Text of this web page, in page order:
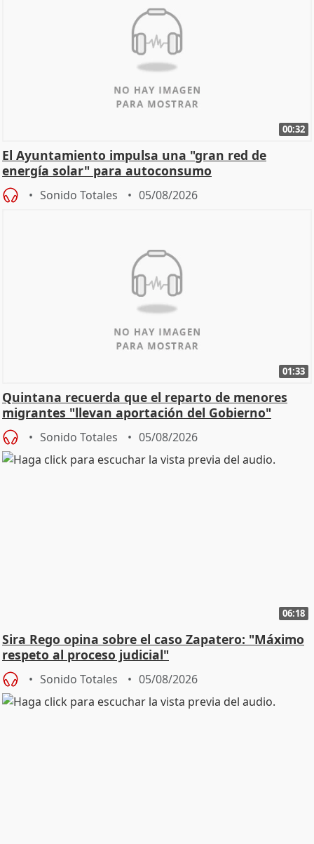
00:32
El Ayuntamiento impulsa una "gran red de
energía solar" para autoconsumo
Sonido Totales 05/08/2026
01:33
Quintana recuerda que el reparto de menores
migrantes "llevan aportación del Gobierno"
central
Sonido Totales 05/08/2026
06:18
Sira Rego opina sobre el caso Zapatero: "Máximo
respeto al proceso judicial"
Sonido Totales 05/08/2026